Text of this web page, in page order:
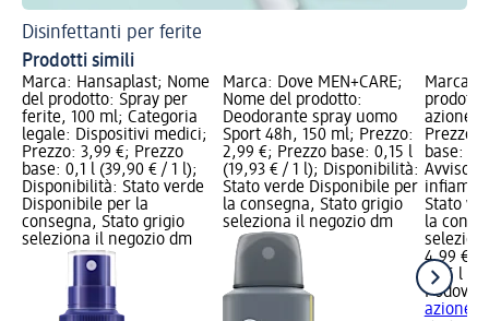
Disinfettanti per ferite
Prodotti simili
Marca: Hansaplast; Nome
del prodotto: Spray per
ferite, 100 ml; Categoria
legale: Dispositivi medici;
Prezzo: 3,99 €; Prezzo
base: 0,1 l (39,90 € / 1 l);
Disponibilità: Stato verde
Disponibile per la
consegna, Stato grigio
seleziona il negozio dm
Marca: Dove MEN+CARE;
Nome del prodotto:
Deodorante spray uomo
Sport 48h, 150 ml; Prezzo:
2,99 €; Prezzo base: 0,15 l
(19,93 € / 1 l); Disponibilità:
Stato verde Disponibile per
la consegna, Stato grigio
seleziona il negozio dm
Marca:
azione
Prezzo:
base:
Avviso
Stato
la
4,99 €
0,15 l
Podovis
azione